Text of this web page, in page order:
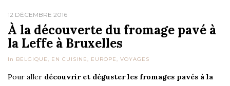
12 DÉCEMBRE 2016
À la découverte du fromage pavé à
la Leffe à Bruxelles
In BELGIQUE, EN CUISINE, EUROPE, VOYAGES
Pour aller découvrir et déguster les fromages pavés à la